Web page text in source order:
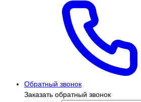
Обратный звонок
Заказать обратный звонок